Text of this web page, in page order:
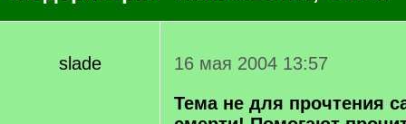
slade
16 мая 2004 13:57
Тема не для прочтения